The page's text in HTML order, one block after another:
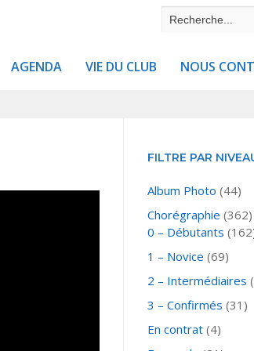
Rechercher
AGENDA VIE DU CLUB NOUS
FILTRE PAR
Album Photo (44)
Chorégraphie (362)
0 – Débutants
1 – Novice (69)
2 – Intermédiaires
3 – Confirmés (31)
En contrat(4)